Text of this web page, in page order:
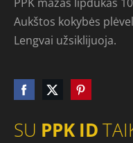
SU PPK ID
Aukštos kokybės
Lengvai užsiklijuoja.